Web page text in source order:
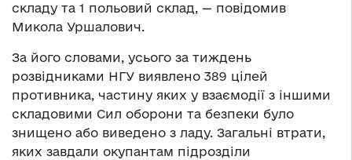
складу та 1 польовий склад, — повідомив
Микола Уршалович.
За його словами, усього за тиждень
розвідниками НГУ виявлено 389 цілей
противника, частину яких у взаємодії з іншими
складовими Сил оборони та безпеки було
знищено або виведено з ладу. Загальні втрати,
яких завдали окупантам підрозділи